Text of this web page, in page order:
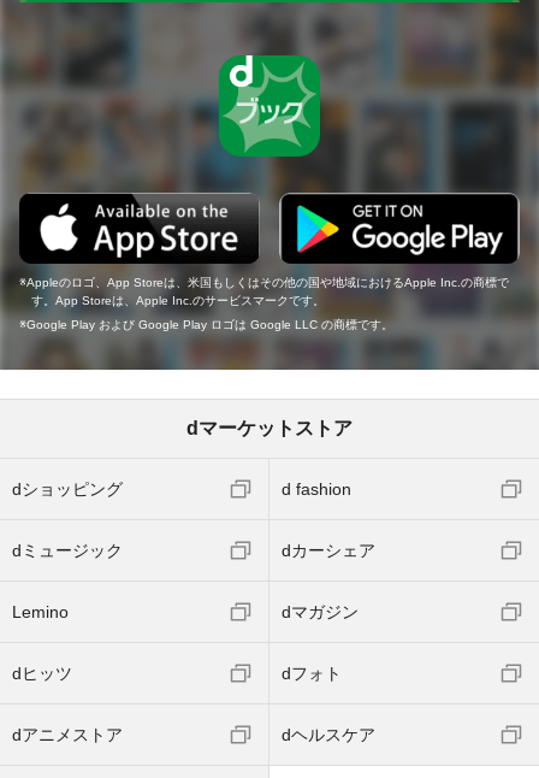
Appleのロゴ、App Storeは、米国もしくはその他の国や地域におけるApple Inc.の商標で
す。App Storeは、Apple Inc.のサービスマークです。
Google Play および Google Play ロゴは Google LLC の商標です。
dマーケットストア
dショッピング d fashion
dミュージック dカーシェア
Lemino dマガジン
dヒッツ dフォト
dアニメストア dヘルスケア